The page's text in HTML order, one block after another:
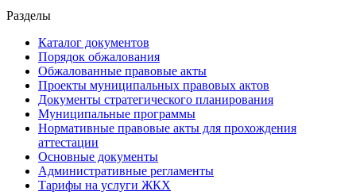
Разделы
Каталог документов
Порядок обжалования
Обжалованные правовые акты
Проекты муниципальных правовых актов
Документы стратегического планирования
Муниципальные программы
Нормативные правовые акты для прохождения
аттестации
Основные документы
Административные регламенты
Тарифы на услуги ЖКХ